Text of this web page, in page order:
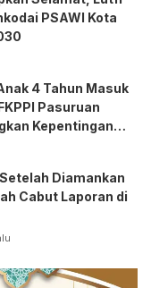
PSAWI Kota
4 Tahun Masuk
Pasuruan
Kepentingan
Diamankan
Cabut Laporan di